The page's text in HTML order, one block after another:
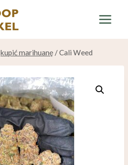
kupić marihuanę /Cali Weed